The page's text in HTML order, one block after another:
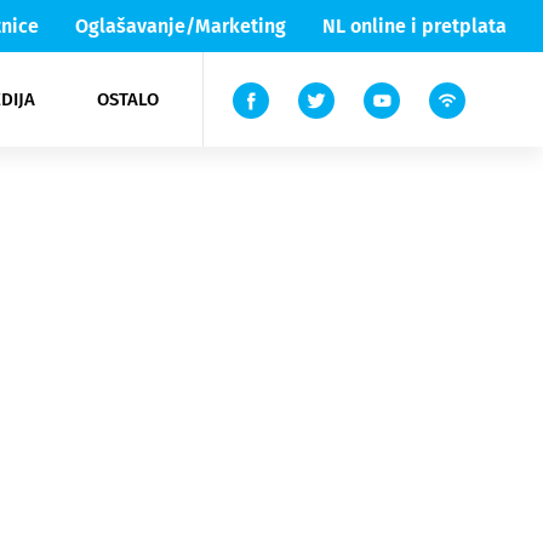
Oglašavanje/Marketing NL online i pretplata
OSTALO
Lika & Senj
TV